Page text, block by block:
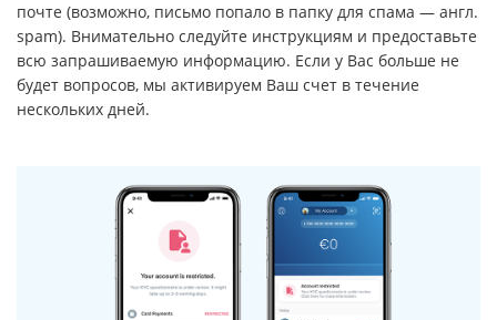
почте (возможно, письмо попало в папку для спама — англ.
spam). Внимательно следуйте инструкциям и предоставьте
всю запрашиваемую информацию. Если у Вас больше не
будет вопросов, мы активируем Ваш счет в течение
нескольких дней.